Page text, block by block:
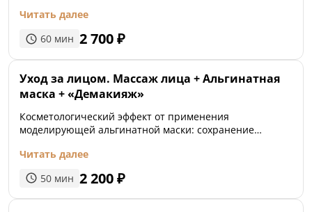
Требуется проводить комплексно, чередовать с
Читать далее
60 мин 2 700₽
Уход за лицом. Массаж лица + Альгинатная
маска + «Демакияж»
Косметологический эффект от применения
моделирующей альгинатной маски: сохранение
сетки, сужение пор, выравнивание цвета лица,
мимических морщин.
Читать далее
50 мин 2 200₽